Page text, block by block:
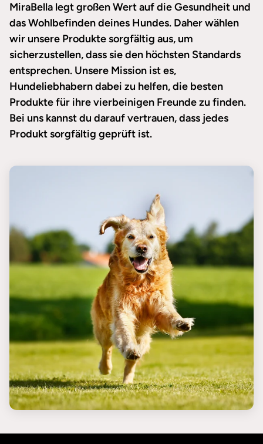
MiraBella legt großen Wert auf die Gesundheit und
das Wohlbefinden deines Hundes. Daher wählen
wir unsere Produkte sorgfältig aus, um
sicherzustellen, dass sie den höchsten Standards
entsprechen. Unsere Mission ist es,
Hundeliebhabern dabei zu helfen, die besten
Produkte für ihre vierbeinigen Freunde zu finden.
Bei uns kannst du darauf vertrauen, dass jedes
Produkt sorgfältig geprüft ist.